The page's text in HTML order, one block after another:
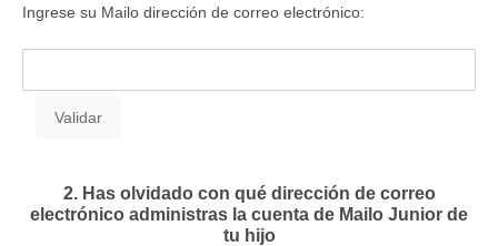
Ingrese su Mailo dirección de correo electrónico:
2. Has olvidado con qué dirección de correo
electrónico administras la cuenta de Mailo Junior de
tu hijo